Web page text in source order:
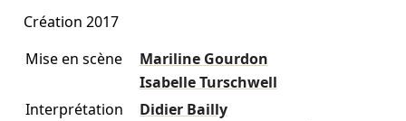
Création 2017
Mise en scène
Mariline Gourdon
Isabelle Turschwell
Interprétation
Didier Bailly